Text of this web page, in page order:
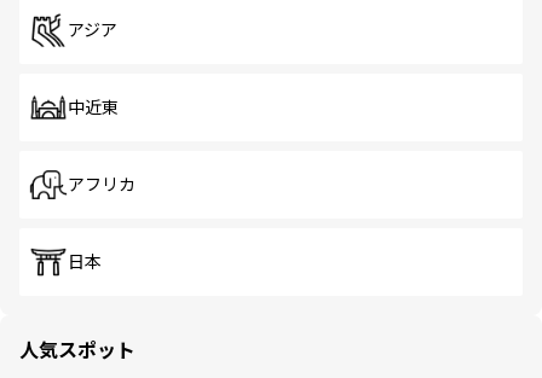
アジア
中近東
アフリカ
日本
人気スポット